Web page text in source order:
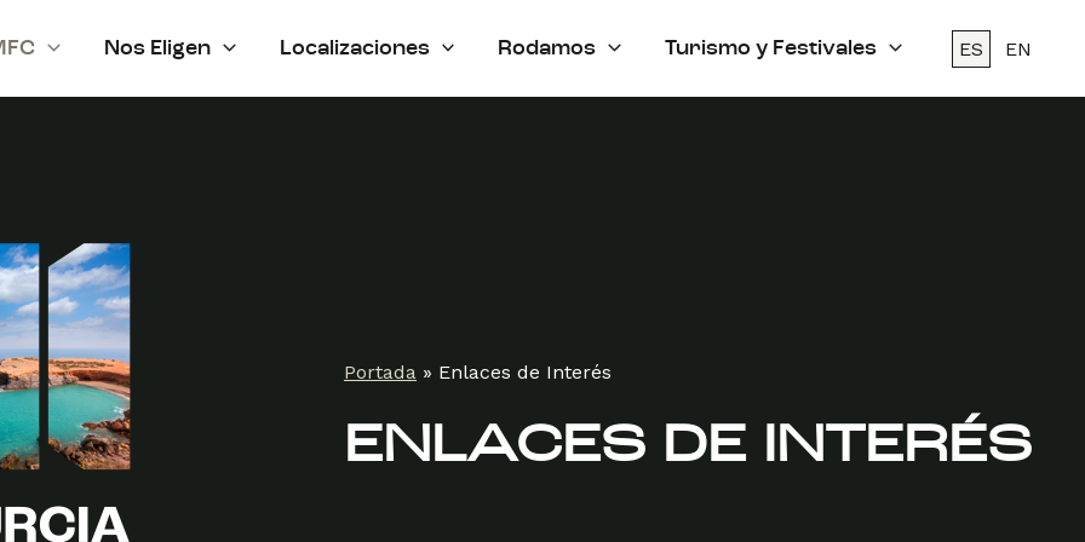
Nos Eligen Localizaciones Rodamos Turismo y Festivales ES EN
Portada » Enlaces de Interés
ENLACES DE INTERÉS